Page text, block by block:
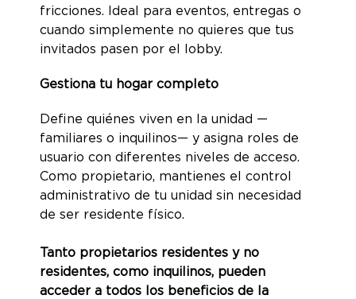
fricciones. Ideal para eventos, entregas o
cuando simplemente no quieres que tus
invitados pasen por el lobby.
Gestiona tu hogar completo
Define quiénes viven en la unidad —
familiares o inquilinos— y asigna roles de
usuario con diferentes niveles de acceso.
Como propietario, mantienes el control
administrativo de tu unidad sin necesidad
de ser residente físico.
Tanto propietarios residentes y no
residentes, como inquilinos, pueden
acceder a todos los beneficios de la